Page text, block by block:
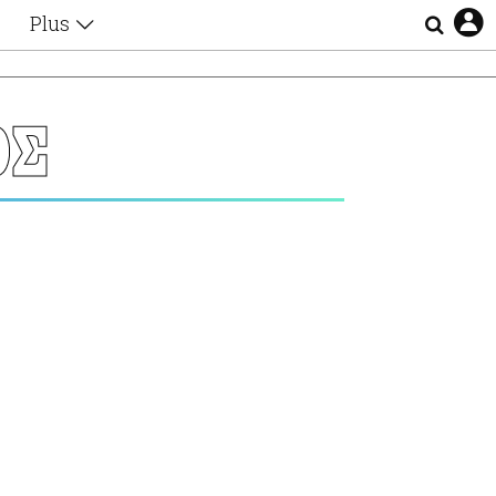
Plus
Αφιερώματα
Ζώδια